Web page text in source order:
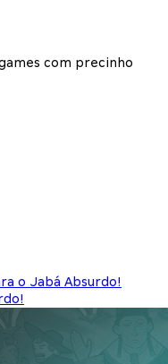
com precinho
o Jabá Absurdo!